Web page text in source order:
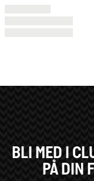
BLI MED I
PÅ DIN